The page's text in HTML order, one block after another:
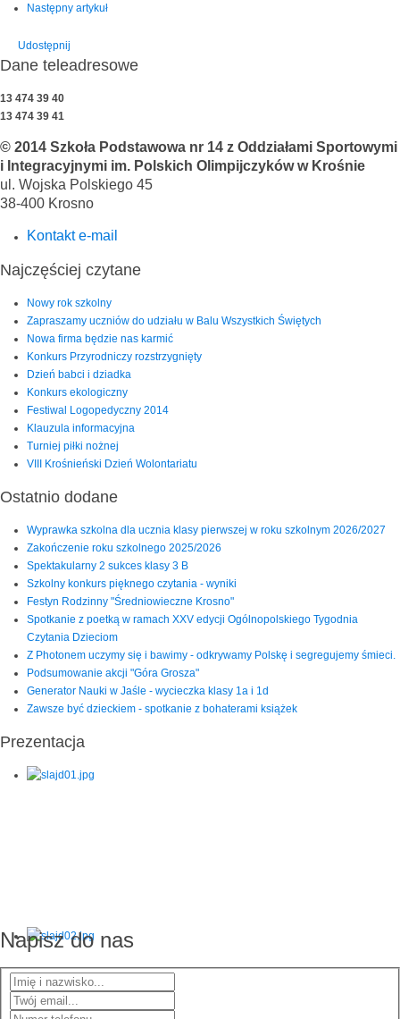
Następny artykuł
Udostępnij
Dane teleadresowe
13 474 39 40
13 474 39 41
© 2014 Szkoła Podstawowa nr 14 z Oddziałami Sportowymi
i Integracyjnymi im. Polskich Olimpijczyków w Krośnie
ul. Wojska Polskiego 45
38-400 Krosno
Kontakt e-mail
Najczęściej czytane
Nowy rok szkolny
Zapraszamy uczniów do udziału w Balu Wszystkich Świętych
Nowa firma będzie nas karmić
Konkurs Przyrodniczy rozstrzygnięty
Dzień babci i dziadka
Konkurs ekologiczny
Festiwal Logopedyczny 2014
Klauzula informacyjna
Turniej piłki nożnej
VIII Krośnieński Dzień Wolontariatu
Ostatnio dodane
Wyprawka szkolna dla ucznia klasy pierwszej w roku szkolnym 2026/2027
Zakończenie roku szkolnego 2025/2026
Spektakularny 2 sukces klasy 3 B
Szkolny konkurs pięknego czytania - wyniki
Festyn Rodzinny "Średniowieczne Krosno"
Spotkanie z poetką w ramach XXV edycji Ogólnopolskiego Tygodnia
Czytania Dzieciom
Z Photonem uczymy się i bawimy - odkrywamy Polskę i segregujemy śmieci.
Podsumowanie akcji "Góra Grosza"
Generator Nauki w Jaśle - wycieczka klasy 1a i 1d
Zawsze być dzieckiem - spotkanie z bohaterami książek
Prezentacja
Napisz do nas